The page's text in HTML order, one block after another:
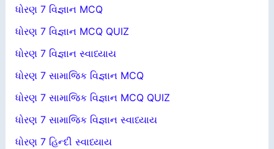
ધોરણ 7 વિજ્ઞાન MCQ
ધોરણ 7 વિજ્ઞાન MCQ QUIZ
ધોરણ 7 વિજ્ઞાન સ્વાધ્યાય
ધોરણ 7 સામાજિક વિજ્ઞાન MCQ
ધોરણ 7 સામાજિક વિજ્ઞાન MCQ QUIZ
ધોરણ 7 સામાજિક વિજ્ઞાન સ્વાધ્યાય
ધોરણ 7 હિન્દી સ્વાધ્યાય